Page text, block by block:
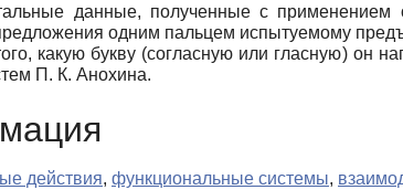
данные, полученные с
одним пальцем испытуемому
какую букву (согласную или гласную) он
П. К. Анохина.
действия, функциональные системы,